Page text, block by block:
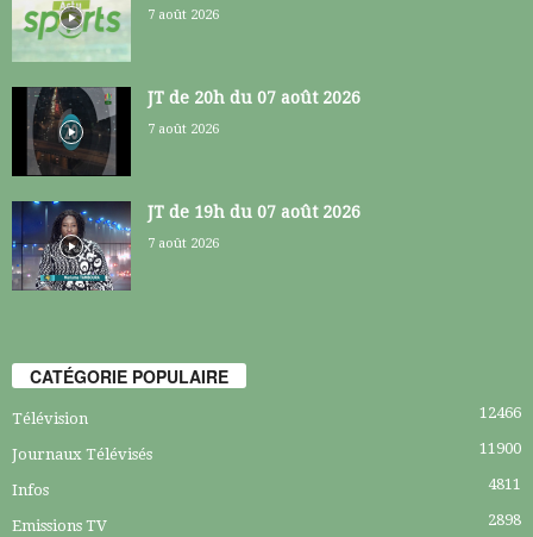
7 août 2026
JT de 20h du 07 août 2026
7 août 2026
JT de 19h du 07 août 2026
7 août 2026
CATÉGORIE POPULAIRE
Télévision 12466
Journaux Télévisés 11900
Infos 4811
Emissions TV 2898